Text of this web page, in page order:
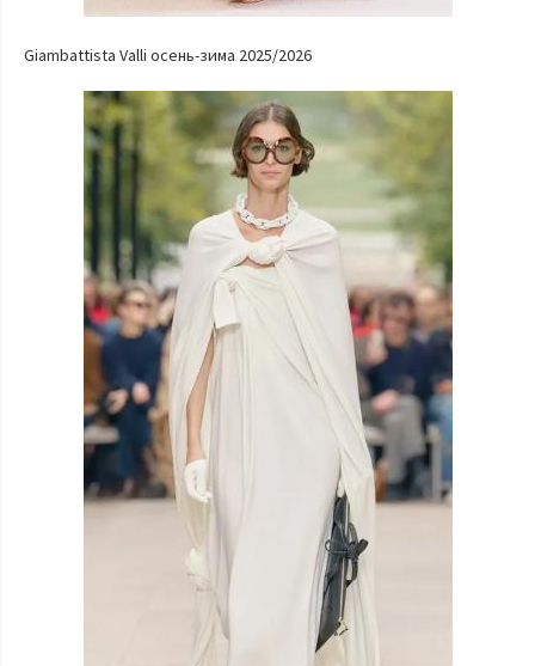
Giambattista Valli осень-зима 2025/2026